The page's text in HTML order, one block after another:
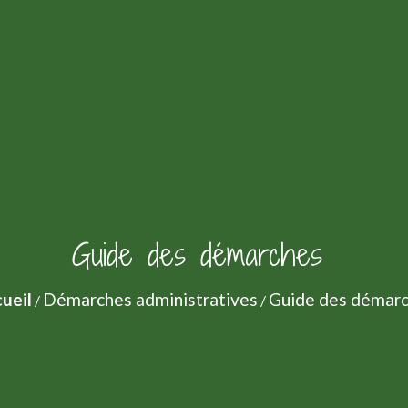
Guide des démarches
/ Démarches administratives / Guide des